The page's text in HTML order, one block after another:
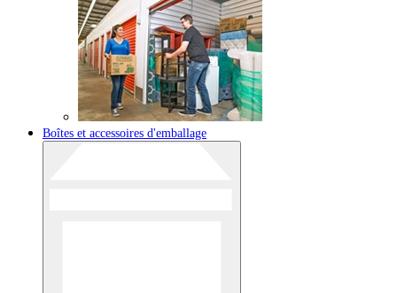
Boîtes et accessoires d'emballage